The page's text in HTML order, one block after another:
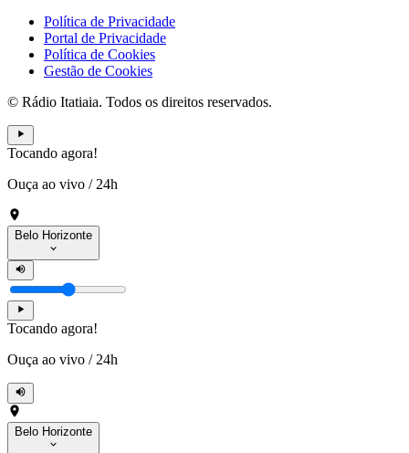
Política de Privacidade
Portal de Privacidade
Política de Cookies
Gestão de Cookies
© Rádio Itatiaia. Todos os direitos reservados.
Tocando agora!
Ouça ao vivo / 24h
Belo Horizonte
Tocando agora!
Ouça ao vivo / 24h
Belo Horizonte